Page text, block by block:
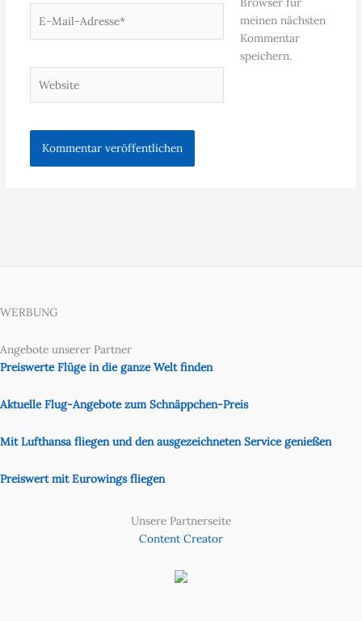
Mail-
meinen nächsten
Kommentar
speichern.
WERBUNG
Angebote unserer Partner
Preiswerte Flüge in die ganze Welt finden
Aktuelle Flug-Angebote zum Schnäppchen-Preis
Mit Lufthansa fliegen und den ausgezeichneten Service genießen
Preiswert mit Eurowings fliegen
Unsere Partnerseite
Content Creator